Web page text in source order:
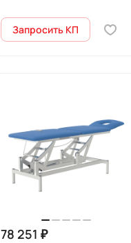
Запросить КП
78 251 ₽